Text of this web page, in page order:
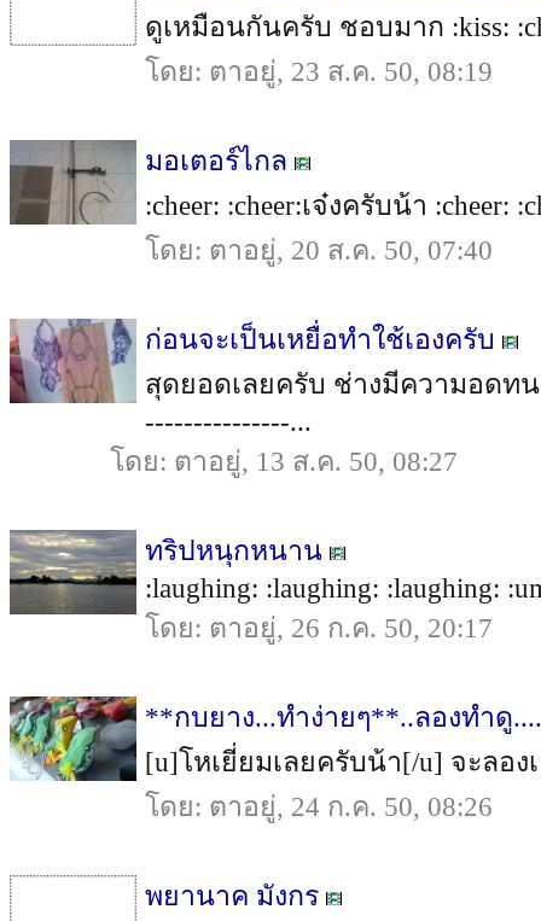
ดูเหมือนกันครับ ชอบมาก :kiss:
โดย: ตาอยู่, 23 ส.ค. 50, 08:19
มอเตอร์ไกล
:cheer: :cheer:เจ๋งครับน้า :cheer:
โดย: ตาอยู่, 20 ส.ค. 50, 07:40
ก่อนจะเป็นเหยื่อทำใช้เองครับ
สุดยอดเลยครับ ช่างมีความอดท
---------------...
โดย: ตาอยู่, 13 ส.ค. 50, 08:27
ทริปหนุกหนาน
:laughing: :laughing: :laughing:
โดย: ตาอยู่, 26 ก.ค. 50, 20:17
**กบยาง...ทำง่ายๆ**..ลองทำดู
[u]โหเยี่ยมเลยครับน้า[/u] จะลอง
โดย: ตาอยู่, 24 ก.ค. 50, 08:26
พยานาค มังกร